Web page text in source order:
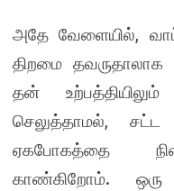
அதே வேளையில்,
திறமை தவருதாலாக
தன்
செலுத்தாமல்,
ஏகபோகத்தை
காண்கிறோம். ஒரு